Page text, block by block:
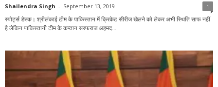
Shailendra Singh - September 13, 2019 1
स्पोर्ट्स डेस्क। श्रीलंकाई टीम के पाकिस्तान में क्रिकेट सीरीज खेलने को लेकर अभी स्थिति साफ नहीं
है लेकिन पाकिस्तानी टीम के कप्तान सरफराज अहमद...